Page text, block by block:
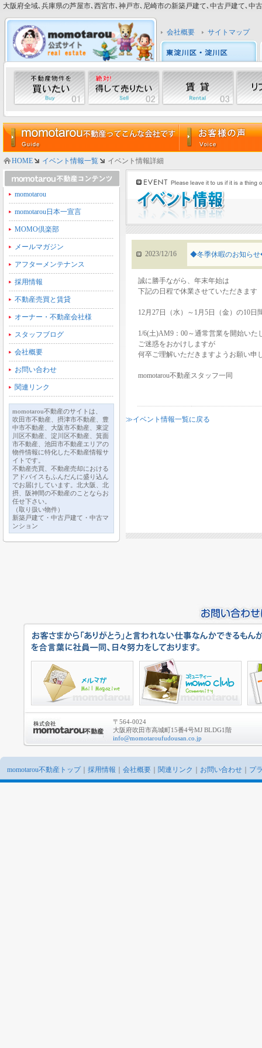
大阪府全域､兵庫県の芦屋市､西宮市､神戸市､尼崎市の新築戸建て､中古戸建て､中
会社概要 サイトマップ
HOME イベント情報一覧 イベント情報詳細
momotarou
momotarou日本一宣言
MOMO倶楽部
メールマガジン
アフターメンテナンス
採用情報
不動産売買と賃貸
オーナー・不動産会社様
スタッフブログ
会社概要
お問い合わせ
関連リンク
momotarou不動産のサイトは、
吹田市不動産、摂津市不動産、豊
中市不動産、大阪市不動産、東淀
川区不動産、淀川区不動産、箕面
市不動産、池田市不動産エリアの
物件情報に特化した不動産情報サ
イトです。
不動産売買、不動産売却における
アドバイスもふんだんに盛り込ん
でお届けしています。北大阪、北
摂、阪神間の不動産のことならお
任せ下さい。
（取り扱い物件）
新築戸建て・中古戸建て・中古マ
ンション
2023/12/16 ◆冬季休暇のお知ら
誠に勝手ながら、年末年始は
下記の日程で休業させていただきます
12月27日（水）～1月5日（金）の10日
1/6(土)AM9：00～通常営業を開始いた
ご迷惑をおかけしますが
何卒ご理解いただきますようお願い申
momotarou不動産スタッフ一同
≫イベント情報一覧に戻る
〒564-0024
大阪府吹田市高城町15番4号MJ BLDG1階
info@momotaroufudousan.co.jp
momotarou不動産トップ｜ 採用情報 会社概要 関連リンク お問い合わせ プ